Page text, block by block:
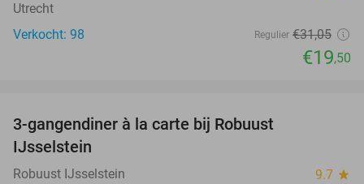
Utrecht
Verkocht: 98
Regulier €31,05
€19,50
3-gangendiner à la carte bij Robuust
IJsselstein
Robuust IJsselstein 9.7 star